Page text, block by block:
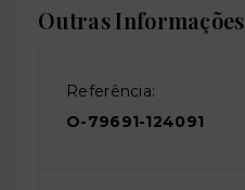
Outras Informações
Referência:
O-79691-124091